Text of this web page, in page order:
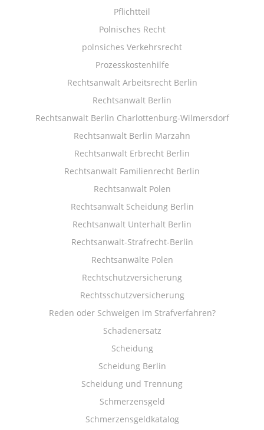
Pflichtteil
Polnisches Recht
polnsiches Verkehrsrecht
Prozesskostenhilfe
Rechtsanwalt Arbeitsrecht Berlin
Rechtsanwalt Berlin
Rechtsanwalt Berlin Charlottenburg-Wilmersdorf
Rechtsanwalt Berlin Marzahn
Rechtsanwalt Erbrecht Berlin
Rechtsanwalt Familienrecht Berlin
Rechtsanwalt Polen
Rechtsanwalt Scheidung Berlin
Rechtsanwalt Unterhalt Berlin
Rechtsanwalt-Strafrecht-Berlin
Rechtsanwälte Polen
Rechtschutzversicherung
Rechtsschutzversicherung
Reden oder Schweigen im Strafverfahren?
Schadenersatz
Scheidung
Scheidung Berlin
Scheidung und Trennung
Schmerzensgeld
Schmerzensgeldkatalog